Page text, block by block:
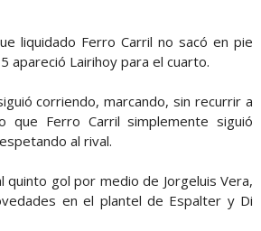
liquidado Ferro Carril no sacó en pie
apareció Lairihoy para el cuarto.
corriendo, marcando, sin recurrir a
que Ferro Carril simplemente siguió
al rival.
quinto gol por medio de Jorgeluis Vera,
en el plantel de Espalter y Di